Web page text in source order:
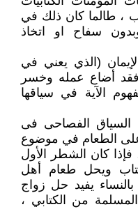
، طالما كان ذلك في
سفاح او اتخاذ
(الذي يعني في
فقد أضاع عمله وخسر
الآية في سياقها
السياق الفصاحى فى
على الطعام في موضوع
فإذا كان الشطر الأول
ويحل طعام أهل
يفيد حل زواج
من الكتابي ،